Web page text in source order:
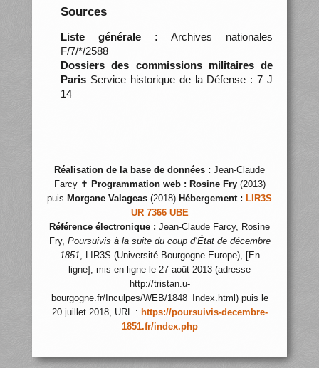
Sources
Liste générale : Archives nationales
F/7/*/2588
Dossiers des commissions militaires de
ParisService historique de la Défense : 7 J
14
Réalisation de la base de données : Jean-Claude
Farcy ✝ Programmation web : Rosine Fry(2013)
puis Morgane Valageas (2018) Hébergement : LIR3S
UR 7366 UBE
Référence électronique : Jean-Claude Farcy, Rosine
Fry, Poursuivis à la suite du coup d’État de décembre
1851, LIR3S (Université Bourgogne Europe), [En
ligne], mis en ligne le 27 août 2013 (adresse
http://tristan.u-
bourgogne.fr/Inculpes/WEB/1848_Index.html) puis le
20 juillet 2018, URL : https://poursuivis-decembre-
1851.fr/index.php